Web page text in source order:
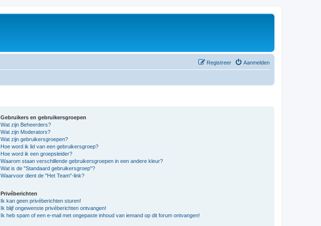
Aanmelden
Registreer
Gebruikers en gebruikersgroepen
Wat zijn Beheerders?
Wat zijn Moderators?
Wat zijn gebruikersgroepen?
Hoe word ik lid van een gebruikersgroep?
Hoe word ik een groepsleider?
Waarom staan verschillende gebruikersgroepen in een andere kleur?
Wat is de "Standaard gebruikersgroep"?
Waarvoor dient de "Het Team"-link?
Privéberichten
Ik kan geen privéberichten sturen!
Ik blijf ongewenste privéberichten ontvangen!
Ik heb spam of een e-mail met ongepaste inhoud van iemand op dit forum ontvangen!